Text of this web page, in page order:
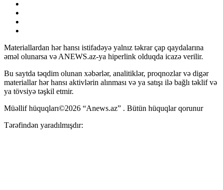
Materiallardan hər hansı istifadəyə yalnız təkrar çap qaydalarına
əməl olunarsa və ANEWS.az-ya hiperlink olduqda icazə verilir.
Bu saytda təqdim olunan xəbərlər, analitiklər, proqnozlar və digər
materiallar hər hansı aktivlərin alınması və ya satışı ilə bağlı təklif və
ya tövsiyə təşkil etmir.
Müəllif hüquqları©2026 “Anews.az” . Bütün hüquqlar qorunur
Tərəfindən yaradılmışdır: